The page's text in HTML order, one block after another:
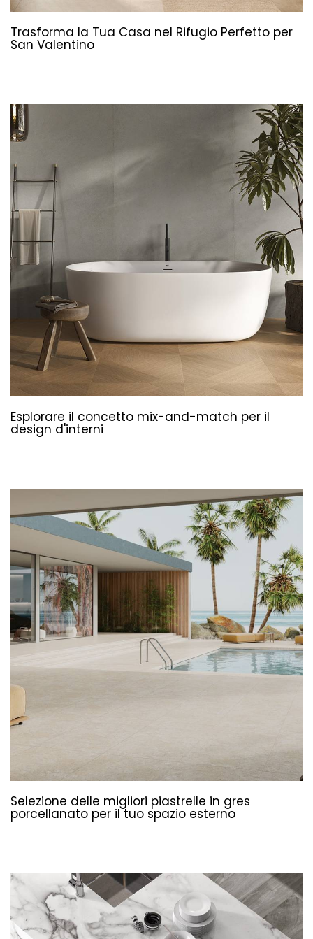
Trasforma la Tua Casa nel Rifugio Perfetto per
San Valentino
Esplorare il concetto mix-and-match per il
design d'interni
Selezione delle migliori piastrelle in gres
porcellanato per il tuo spazio esterno